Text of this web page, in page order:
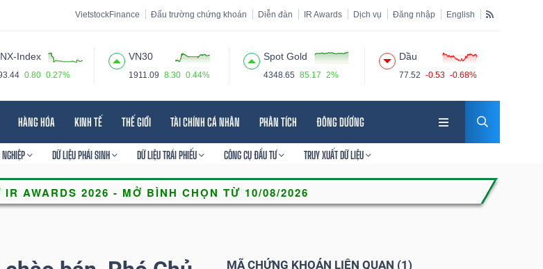
VietstockFinance Đấu trường chứng khoán Diễn đàn IR Awards Dịch vụ Đăng nhập English
Index
0.80 0.27%
VN30
1911.09 8.30 0.44%
Spot Gold
4348.65 85.17 2%
Dầu
77.52 -0.53 -0.68%
HÀNG HÓA KINH TẾ THẾ GIỚI TÀI CHÍNH CÁ NHÂN PHÂN TÍCH ĐÔNG DƯƠNG
DỮ LIỆU PHÁI SINH DỮ LIỆU TRÁI PHIẾU CÔNG CỤ ĐẦU TƯ TRUY XUẤT DỮ LIỆU
MÃ CHỨNG KHOÁN LIÊN QUAN (1)